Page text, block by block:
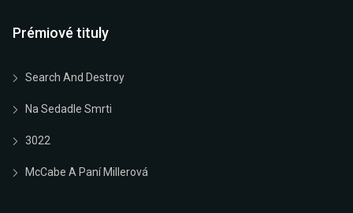
Prémiové tituly
Search And Destroy
Na Sedadle Smrti
3022
McCabe A Paní Millerová